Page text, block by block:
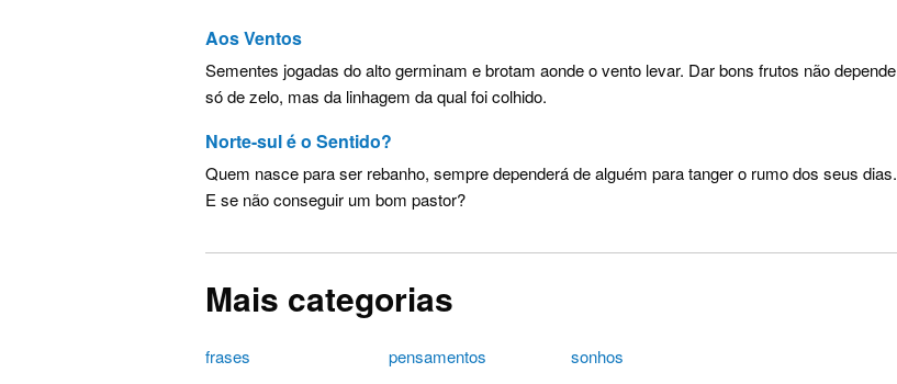
Aos Ventos
Sementes jogadas do alto germinam e brotam aonde o vento levar. Dar bons frutos não depende
só de zelo, mas da linhagem da qual foi colhido.
Norte-sul é o Sentido?
Quem nasce para ser rebanho, sempre dependerá de alguém para tanger o rumo dos seus dias.
E se não conseguir um bom pastor?
Mais categorias
frases pensamentos sonhos